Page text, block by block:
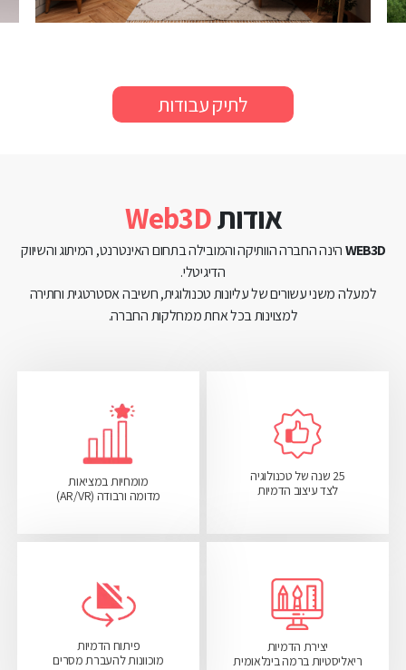
לתיק עבודות
אודותWeb3D
WEB3Dהינה החברה הוותיקה והמובילה בתחום האינטרנט, המיתוג והשיווק
הדיגיטלי.
למעלה משני עשורים של עליונות טכנולוגית, חשיבה אסטרטגית וחתירה
למצוינות בכל אחת ממחלקות החברה.
25 שנה של טכנולוגיה
לצד עיצוב הדמיות
מומחיות במציאות
מדומה ורבודה (AR/VR)
יצירת הדמיות
ריאליסטיות ברמה בינלאומית
פיתוח הדמיות
מוכוונות להעברת מסרים